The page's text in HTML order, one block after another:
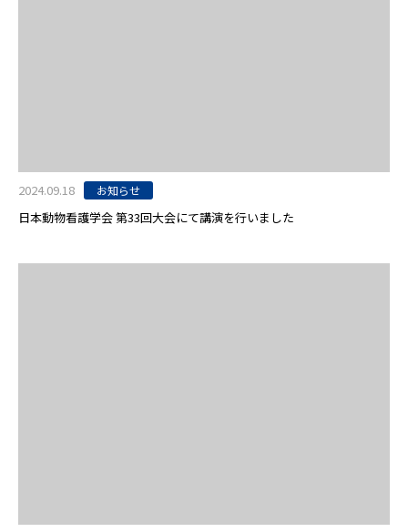
2024.09.18 お知らせ
日本動物看護学会 第33回大会にて講演を行いました